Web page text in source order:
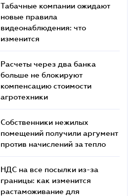
Табачные компании ожидают
новые правила
видеонаблюдения: что
изменится
Расчеты через два банка
больше не блокируют
компенсацию стоимости
агротехники
Собственники нежилых
помещений получили аргумент
против начислений за тепло
НДС на все посылки из-за
границы: как изменится
растаможивание для